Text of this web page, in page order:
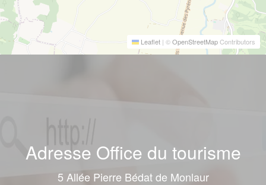
Leaflet | ©OpenStreetMapContributors
Adresse Office du tourisme
5 Allée Pierre Bédat de Monlaur